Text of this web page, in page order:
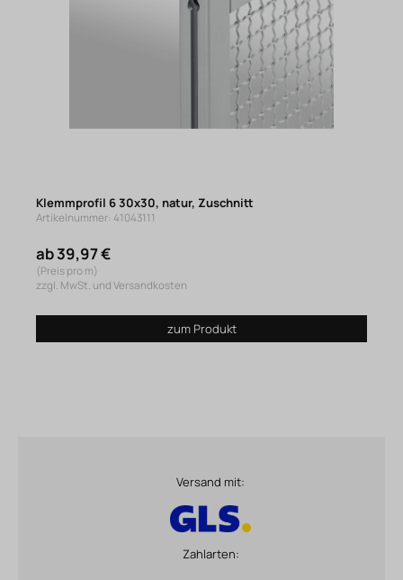
Klemmprofil 6 30x30, natur, Zuschnitt
Artikelnummer: 41043111
ab 39,97 €
(Preis pro m)
zzgl. MwSt. und Versandkosten
zum Produkt
Versand mit:
Zahlarten: